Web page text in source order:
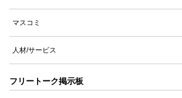
マスコミ
人材/サービス
フリートーク掲示板